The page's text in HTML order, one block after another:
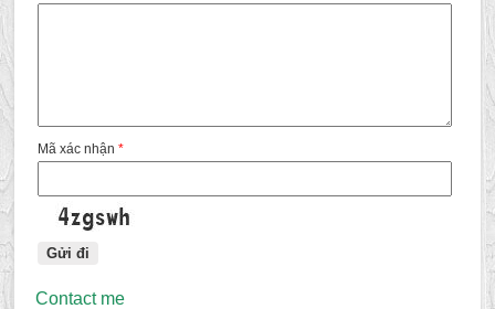
Mã xác nhận *
Contact me